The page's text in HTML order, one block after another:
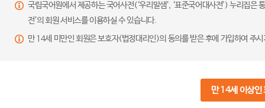
국립국어원에서 제공하는 국어사전(‘우리말샘’, ‘표준국어대사전’) 누리집
전’의 회원 서비스를 이용하실 수 있습니다.
만 14세 미만인 회원은 보호자(법정대리인)의 동의를 받은 후에 가입하여 주
만 14세 이상인